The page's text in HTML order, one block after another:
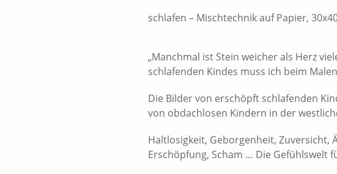
schlafen – Mischtechnik auf Papier,
„Manchmal ist Stein weicher als Herz
schlafenden Kindes muss ich beim
Die Bilder von erschöpft schlafenden
von obdachlosen Kindern in der
Haltlosigkeit, Geborgenheit, Zuversicht,
Erschöpfung, Scham … Die Gefühlswelt